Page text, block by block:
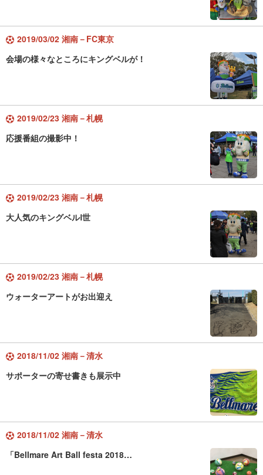
2019/03/02 湘南－FC東京
会場の様々なところにキングベルが！
2019/02/23 湘南－札幌
応援番組の撮影中！
2019/02/23 湘南－札幌
大人気のキングベルⅠ世
2019/02/23 湘南－札幌
ウォーターアートがお出迎え
2018/11/02 湘南－清水
サポーターの寄せ書きも展示中
2018/11/02 湘南－清水
「Bellmare Art Ball festa 2018…